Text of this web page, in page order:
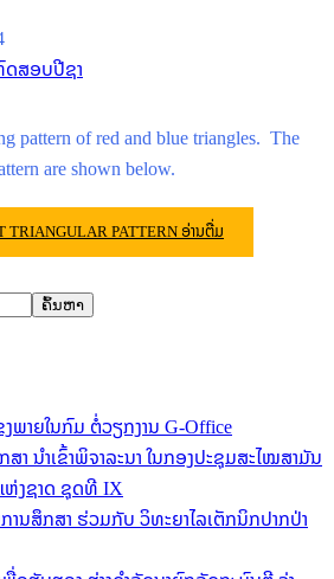
ສອບປີຊາ
pattern of red and blue triangles. The
are shown below.
TRIANGULAR PATTERNອ່ານຕື່ມ
ຄົ້ນຫາ
ພາຍໃນກົມ ຕໍ່ວຽກງານ G-Office
າ ນໍາເຂົ້າພິຈາລະນາ ໃນກອງປະຊຸມສະໄໝສາມັນ
ຫ່ງຊາດ ຊຸດທີ IX
ນສຶກສາ ຮ່ວມກັບ ວິທະຍາໄລເຕັກນິກປາກປ່າ